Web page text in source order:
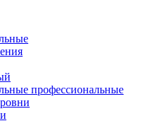
профессиональные